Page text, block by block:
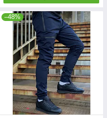
–48%